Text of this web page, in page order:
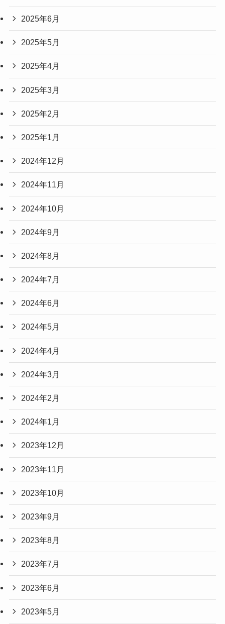
2025年6月
2025年5月
2025年4月
2025年3月
2025年2月
2025年1月
2024年12月
2024年11月
2024年10月
2024年9月
2024年8月
2024年7月
2024年6月
2024年5月
2024年4月
2024年3月
2024年2月
2024年1月
2023年12月
2023年11月
2023年10月
2023年9月
2023年8月
2023年7月
2023年6月
2023年5月